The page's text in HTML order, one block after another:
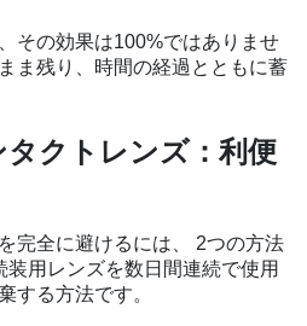
その効果は100%ではありませ
ま残り、時間の経過とともに蓄
クトレンズ：利便
完全に避けるには、 2つの方法
用レンズを数日間連続で使用
する方法です。